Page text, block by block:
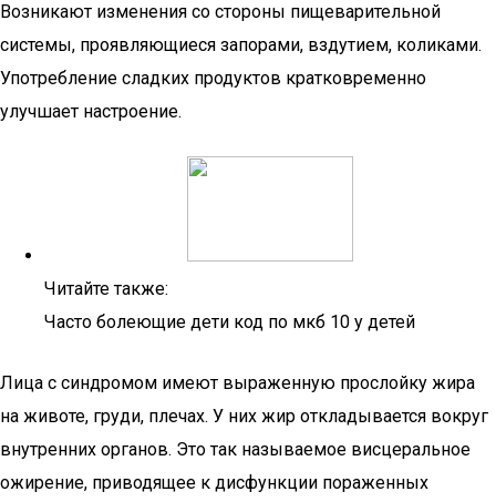
Возникают изменения со стороны пищеварительной
системы, проявляющиеся запорами, вздутием, коликами.
Употребление сладких продуктов кратковременно
улучшает настроение.
Читайте также:
Часто болеющие дети код по мкб 10 у детей
Лица с синдромом имеют выраженную прослойку жира
на животе, груди, плечах. У них жир откладывается вокруг
внутренних органов. Это так называемое висцеральное
ожирение, приводящее к дисфункции пораженных